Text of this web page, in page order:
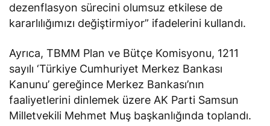
dezenflasyon sürecini olumsuz etkilese de
kararlılığımızı değiştirmiyor” ifadelerini kullandı.
Ayrıca, TBMM Plan ve Bütçe Komisyonu, 1211
sayılı ‘Türkiye Cumhuriyet Merkez Bankası
Kanunu’ gereğince Merkez Bankası’nın
faaliyetlerini dinlemek üzere AK Parti Samsun
Milletvekili Mehmet Muş başkanlığında toplandı.